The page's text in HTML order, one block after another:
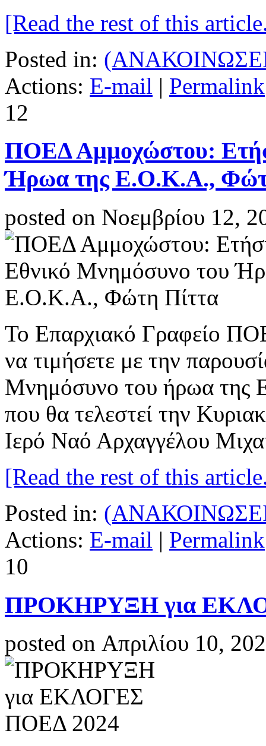
[Read the rest of this
Posted in:
Actions: E-mail | Permalink
12
ΠΟΕΔ Αμμοχώστου:
Ήρωα της Ε.Ο.Κ.Α.,
posted on Νοεμβρίου 12,
Το Επαρχιακό Γραφείο
να τιμήσετε με την
Μνημόσυνο του ήρωα
που θα τελεστεί την
Ιερό Ναό Αρχαγγέλου
[Read the rest of this
Posted in:
Actions: E-mail | Permalink
10
ΠΡΟΚΗΡΥΞΗ για
posted on Απριλίου 10,